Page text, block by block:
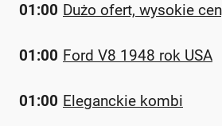
01:00 Dużo ofert, wysokie
01:00 Ford V8 1948 rok USA
01:00 Eleganckie kombi